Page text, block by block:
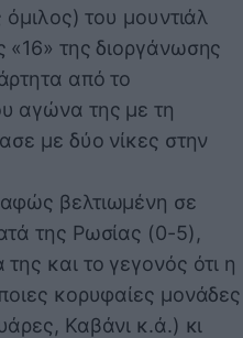
του μουντιάλ
«16» της διοργάνωσης
από το
αγώνα της με τη
με δύο νίκες στην
βελτιωμένη σε
της Ρωσίας (0-5),
και το γεγονός ότι η
κορυφαίες μονάδες
Καβάνι κ.ά.) κι